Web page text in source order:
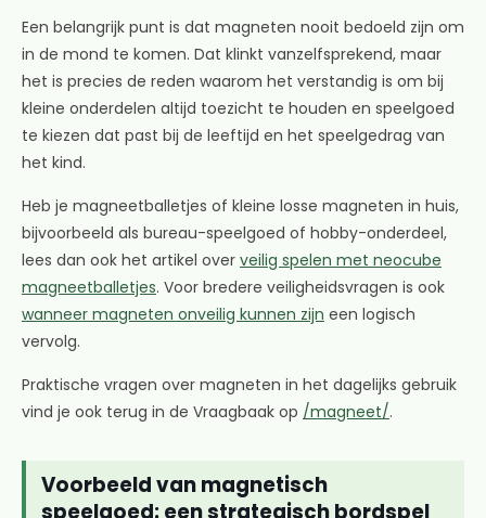
Een belangrijk punt is dat magneten nooit bedoeld zijn om
in de mond te komen. Dat klinkt vanzelfsprekend, maar
het is precies de reden waarom het verstandig is om bij
kleine onderdelen altijd toezicht te houden en speelgoed
te kiezen dat past bij de leeftijd en het speelgedrag van
het kind.
Heb je magneetballetjes of kleine losse magneten in huis,
bijvoorbeeld als bureau-speelgoed of hobby-onderdeel,
lees dan ook het artikel over veilig spelen met neocube
magneetballetjes. Voor bredere veiligheidsvragen is ook
wanneer magneten onveilig kunnen zijn een logisch
vervolg.
Praktische vragen over magneten in het dagelijks gebruik
vind je ook terug in de Vraagbaak op /magneet/.
Voorbeeld van magnetisch
speelgoed: een strategisch bordspel